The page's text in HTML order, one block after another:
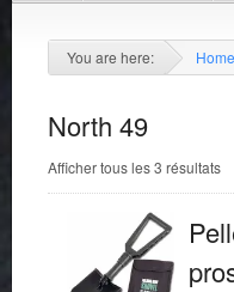
You are here: Home
North 49
Afficher tous les 3 résultats